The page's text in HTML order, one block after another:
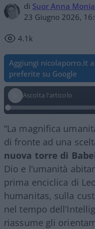
di Suor Anna
23 Giugno 2026,
4.1k
Aggiungi nicolaporro.it
preferite su Google
Ascolta l'articolo
“La magnifica
di fronte ad una
nuova torre di
Dio e l’umanità
prima enciclica di
humanitas, sulla
nel tempo
riassume gli